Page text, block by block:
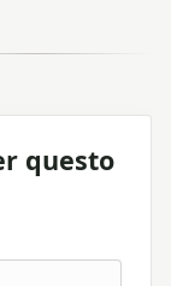
questo